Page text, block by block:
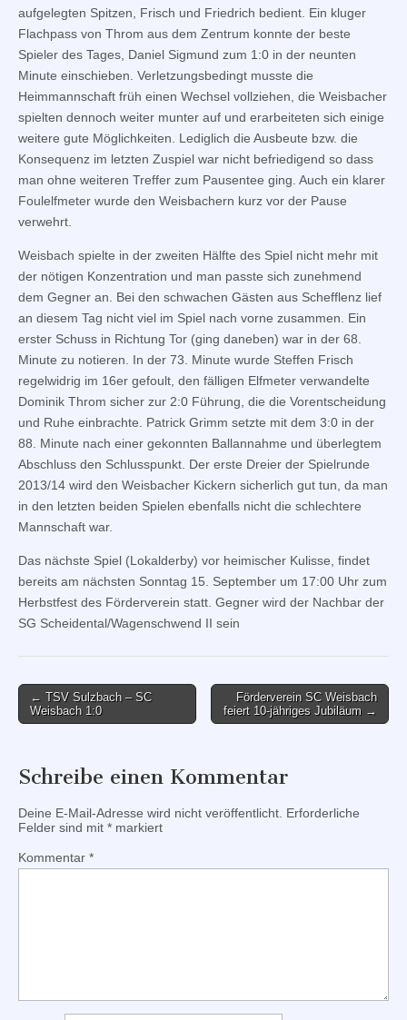
aufgelegten Spitzen, Frisch und Friedrich bedient. Ein kluger
Flachpass von Throm aus dem Zentrum konnte der beste
Spieler des Tages, Daniel Sigmund zum 1:0 in der neunten
Minute einschieben. Verletzungsbedingt musste die
Heimmannschaft früh einen Wechsel vollziehen, die Weisbacher
spielten dennoch weiter munter auf und erarbeiteten sich einige
weitere gute Möglichkeiten. Lediglich die Ausbeute bzw. die
Konsequenz im letzten Zuspiel war nicht befriedigend so dass
man ohne weiteren Treffer zum Pausentee ging. Auch ein klarer
Foulelfmeter wurde den Weisbachern kurz vor der Pause
verwehrt.
Weisbach spielte in der zweiten Hälfte des Spiel nicht mehr mit
der nötigen Konzentration und man passte sich zunehmend
dem Gegner an. Bei den schwachen Gästen aus Schefflenz lief
an diesem Tag nicht viel im Spiel nach vorne zusammen. Ein
erster Schuss in Richtung Tor (ging daneben) war in der 68.
Minute zu notieren. In der 73. Minute wurde Steffen Frisch
regelwidrig im 16er gefoult, den fälligen Elfmeter verwandelte
Dominik Throm sicher zur 2:0 Führung, die die Vorentscheidung
und Ruhe einbrachte. Patrick Grimm setzte mit dem 3:0 in der
88. Minute nach einer gekonnten Ballannahme und überlegtem
Abschluss den Schlusspunkt. Der erste Dreier der Spielrunde
2013/14 wird den Weisbacher Kickern sicherlich gut tun, da man
in den letzten beiden Spielen ebenfalls nicht die schlechtere
Mannschaft war.
Das nächste Spiel (Lokalderby) vor heimischer Kulisse, findet
bereits am nächsten Sonntag 15. September um 17:00 Uhr zum
Herbstfest des Förderverein statt. Gegner wird der Nachbar der
SG Scheidental/Wagenschwend II sein
Post
navigation
← TSV Sulzbach – SC
Weisbach 1:0
Förderverein SC Weisbach
feiert 10-jähriges Jubiläum →
Schreibe einen Kommentar
Deine E-Mail-Adresse wird nicht veröffentlicht. Erforderliche
Felder sind mit * markiert
Kommentar *